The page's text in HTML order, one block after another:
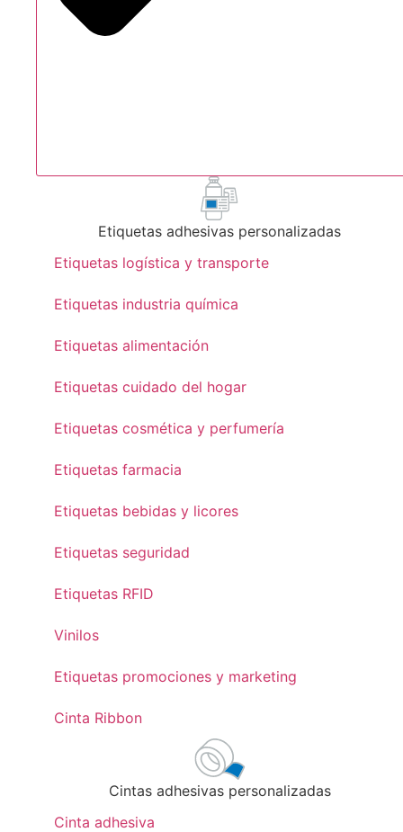
Etiquetas adhesivas personalizadas
Etiquetas logística y transporte
Etiquetas industria química
Etiquetas alimentación
Etiquetas cuidado del hogar
Etiquetas cosmética y perfumería
Etiquetas farmacia
Etiquetas bebidas y licores
Etiquetas seguridad
Etiquetas RFID
Vinilos
Etiquetas promociones y marketing
Cinta Ribbon
Cintas adhesivas personalizadas
Cinta adhesiva